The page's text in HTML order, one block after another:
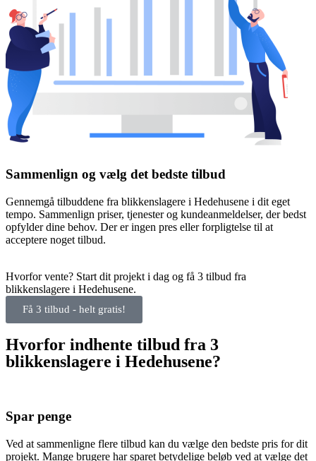
Sammenlign og vælg det bedste tilbud
Gennemgå tilbuddene fra blikkenslagere i Hedehusene i dit eget
tempo. Sammenlign priser, tjenester og kundeanmeldelser, der bedst
opfylder dine behov. Der er ingen pres eller forpligtelse til at
acceptere noget tilbud.
Hvorfor vente? Start dit projekt i dag og få 3 tilbud fra
blikkenslagere i Hedehusene.
Få 3 tilbud - helt gratis!
Hvorfor indhente tilbud fra 3
blikkenslagere i Hedehusene?
Spar penge
Ved at sammenligne flere tilbud kan du vælge den bedste pris for dit
projekt. Mange brugere har sparet betydelige beløb ved at vælge det